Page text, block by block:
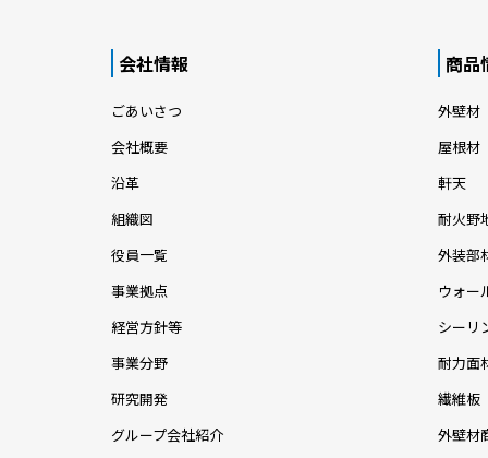
会社情報
ごあいさつ
会社概要
沿革
組織図
役員一覧
事業拠点
経営方針等
事業分野
研究開発
グループ会社紹介
商品
外壁材
屋根材
軒天
耐火野
外装部
ウォー
シーリ
耐力面
繊維板
外壁材